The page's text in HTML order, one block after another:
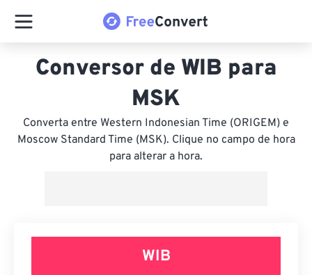
Conversor de WIB para
MSK
Converta entre Western Indonesian Time (ORIGEM) e
Moscow Standard Time (MSK). Clique no campo de hora
para alterar a hora.
WIB